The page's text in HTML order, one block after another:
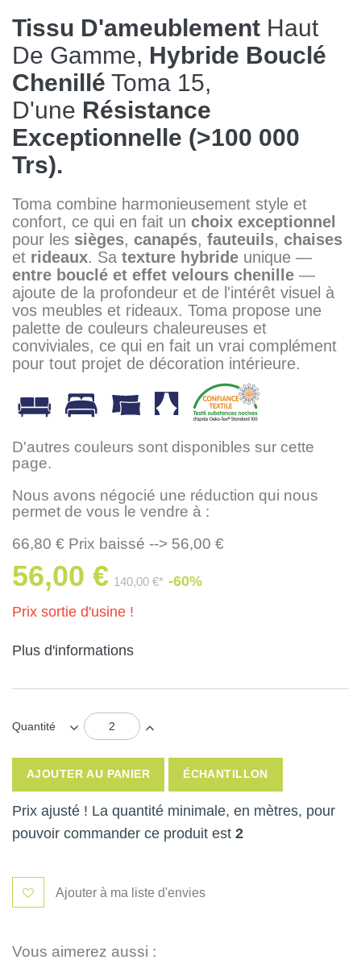
Tissu D'ameublement Haut
De Gamme, Hybride Bouclé
Chenillé Toma 15,
D'une Résistance
Exceptionnelle (>100 000
Trs).
Toma combine harmonieusement style et
confort, ce qui en fait un choix exceptionnel
pour les sièges, canapés, fauteuils, chaises
et rideaux. Sa texture hybride unique —
entre bouclé et effet velours chenille —
ajoute de la profondeur et de l'intérêt visuel à
vos meubles et rideaux. Toma propose une
palette de couleurs chaleureuses et
conviviales, ce qui en fait un vrai complément
pour tout projet de décoration intérieure.
D'autres couleurs sont disponibles sur cette
page.
Nous avons négocié une réduction qui nous
permet de vous le vendre à :
66,80 € Prix baissé --> 56,00 €
56,00 € 140,00 €* -60%
Prix sortie d'usine !
Plus d'informations
Quantité
AJOUTER AU PANIER ÉCHANTILLON
Prix ajusté ! La quantité minimale, en mètres, pour
pouvoir commander ce produit est 2
Ajouter à ma liste d'envies
Vous aimerez aussi :